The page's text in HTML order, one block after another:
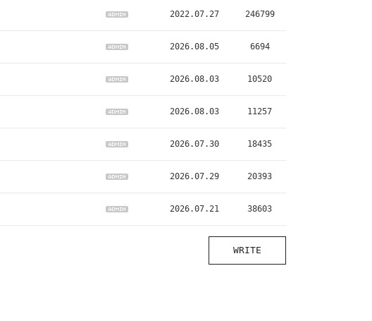
2022.07.27 246799
2026.08.05 6694
2026.08.03 10520
2026.08.03 11257
2026.07.30 18435
2026.07.29 20393
2026.07.21 38603
WRITE